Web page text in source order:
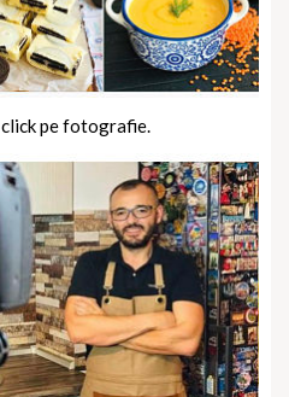
click pe fotografie.